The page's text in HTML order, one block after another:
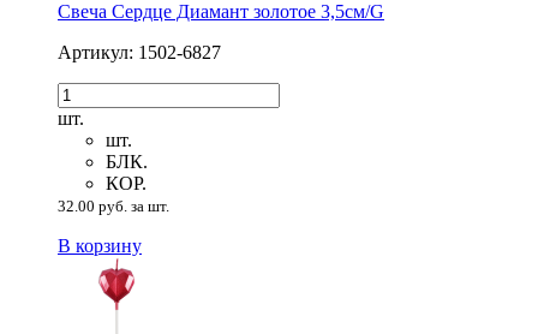
Свеча Сердце Диамант золотое 3,5см/G
Артикул: 1502-6827
шт.
шт.
БЛК.
КОР.
32.00 руб. за шт.
В корзину